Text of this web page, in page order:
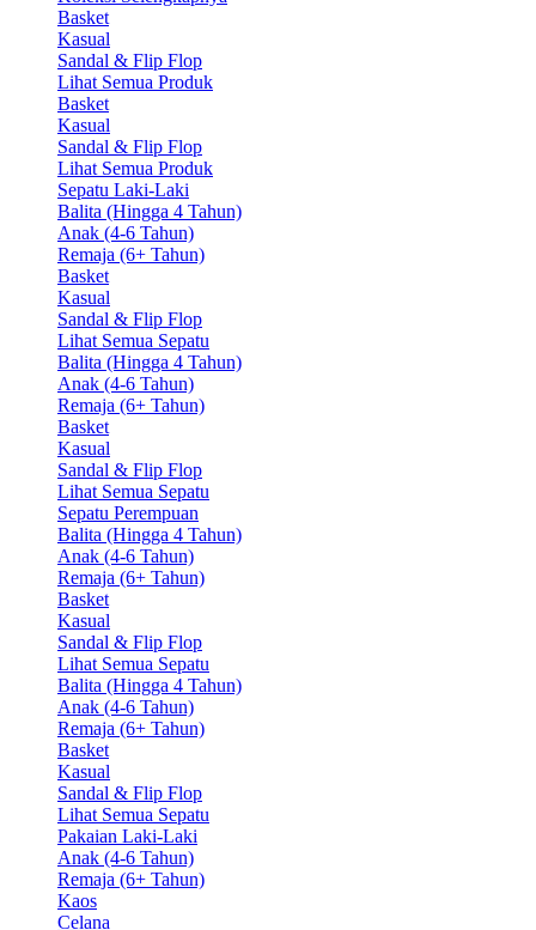
Basket
Kasual
Sandal & Flip Flop
Lihat Semua Produk
Basket
Kasual
Sandal & Flip Flop
Lihat Semua Produk
Sepatu Laki-Laki
Balita (Hingga 4 Tahun)
Anak (4-6 Tahun)
Remaja (6+ Tahun)
Basket
Kasual
Sandal & Flip Flop
Lihat Semua Sepatu
Balita (Hingga 4 Tahun)
Anak (4-6 Tahun)
Remaja (6+ Tahun)
Basket
Kasual
Sandal & Flip Flop
Lihat Semua Sepatu
Sepatu Perempuan
Balita (Hingga 4 Tahun)
Anak (4-6 Tahun)
Remaja (6+ Tahun)
Basket
Kasual
Sandal & Flip Flop
Lihat Semua Sepatu
Balita (Hingga 4 Tahun)
Anak (4-6 Tahun)
Remaja (6+ Tahun)
Basket
Kasual
Sandal & Flip Flop
Lihat Semua Sepatu
Pakaian Laki-Laki
Anak (4-6 Tahun)
Remaja (6+ Tahun)
Kaos
Celana